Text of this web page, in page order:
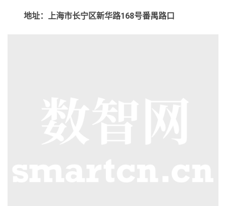
地址：上海市长宁区新华路168号番禺路口